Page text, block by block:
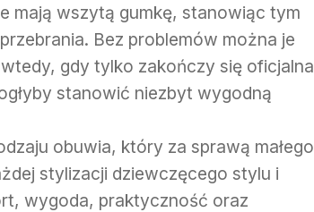
mają wszytą gumkę, stanowiąc tym
Bez problemów można je
gdy tylko zakończy się oficjalna
stanowić niezbyt wygodną
obuwia, który za sprawą małego
stylizacji dziewczęcego stylu i
wygoda, praktyczność oraz